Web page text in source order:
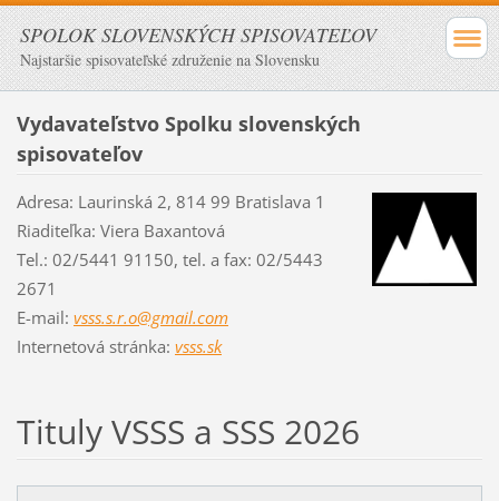
SPOLOK SLOVENSKÝCH SPISOVATEĽOV
Najstaršie spisovateľské združenie na Slovensku
Vydavateľstvo Spolku slovenských
spisovateľov
Adresa: Laurinská 2, 814 99 Bratislava 1
Riaditeľka: Viera Baxantová
Tel.: 02/5441 91150, tel. a fax: 02/5443
2671
E-mail: vsss.s.r.o@gmail.com
Internetová stránka: vsss.sk
Tituly VSSS a SSS 2026